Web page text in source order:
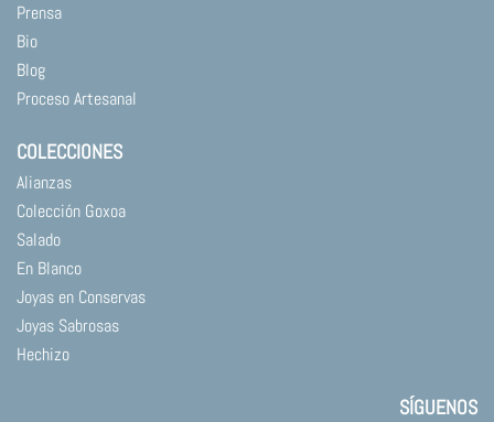
Prensa
Bio
Blog
Proceso Artesanal
COLECCIONES
Alianzas
Colección Goxoa
Salado
En Blanco
Joyas en Conservas
Joyas Sabrosas
Hechizo
SÍGUENOS